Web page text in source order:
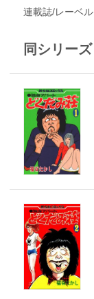
連載誌/レーベル
同シリーズ